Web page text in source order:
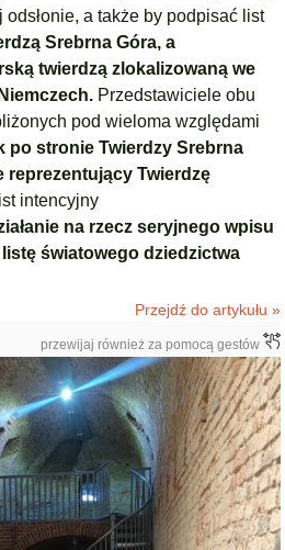
odsłonie, a także by podpisać list
Srebrna Góra, a
twierdzą zlokalizowaną we
Przedstawiciele obu
pod wieloma względami
po stronie Twierdzy Srebrna
reprezentujący Twierdzę
intencyjny
na rzecz seryjnego wpisu
światowego dziedzictwa
Przejdź do artykułu »
przewijaj również za pomocą gestów